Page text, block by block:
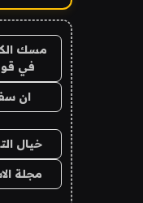
مسك
في
ان
خيال
مجلة